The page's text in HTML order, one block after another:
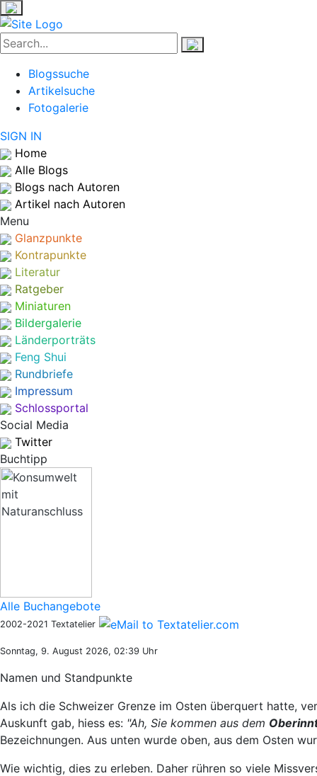
Blogssuche
Artikelsuche
Fotogalerie
SIGN IN
Home
Alle Blogs
Blogs nach Autoren
Artikel nach Autoren
Menu
Glanzpunkte
Kontrapunkte
Literatur
Ratgeber
Miniaturen
Bildergalerie
Länderporträts
Feng Shui
Rundbriefe
Impressum
Schlossportal
Social Media
Twitter
Buchtipp
Alle Buchangebote
2002-2021 Textatelier
Sonntag, 9. August 2026, 02:39 Uhr
Namen und Standpunkte
Als ich die Schweizer Grenze im Osten überquert hatte,
Auskunft gab, hiess es: "Ah, Sie kommen aus dem
Bezeichnungen. Aus unten wurde oben, aus dem Osten
Wie wichtig, dies zu erleben. Daher rühren so viele